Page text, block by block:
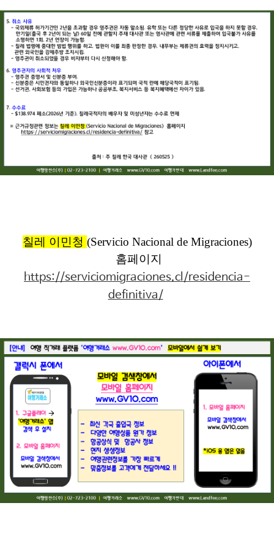
칠레 이민청 (Servicio Nacional de Migraciones)
홈페이지
https://serviciomigraciones.cl/residencia-
definitiva/